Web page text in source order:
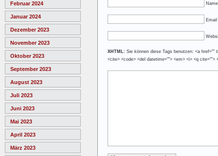
Februar 2024
Januar 2024
Dezember 2023
November 2023
Oktober 2023
September 2023
August 2023
Juli 2023
Juni 2023
Mai 2023
April 2023
März 2023
Name
XHTML: Sie können diese Tags benutzen: <a href=""
<cite> <code> <del datetime=""> <em> <i> <q cite="">